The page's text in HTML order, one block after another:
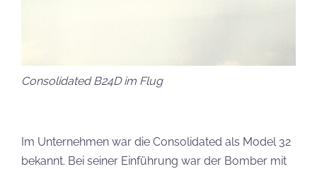
Consolidated B24D im Flug
Im Unternehmen war die Consolidated als Model 32
bekannt. Bei seiner Einführung war der Bomber mit